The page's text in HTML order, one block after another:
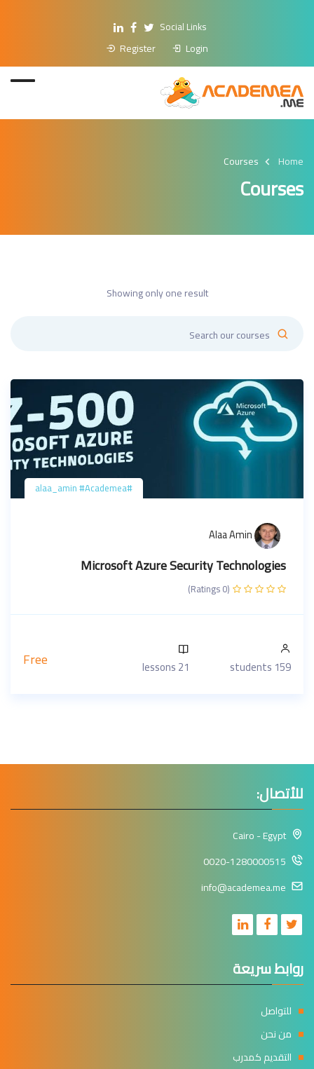
Social Links
Login
Register
Home
Courses
Courses
Showing only one result
#alaa_amin #Academea
Alaa Amin
Microsoft Azure Security Technologies
(0 Ratings)
159 students
21 lessons
Free
للأتصال:
Cairo - Egypt
0020-1280000515
info@academea.me
روابط سريعة
للتواصل
من نحن
التقديم كمدرب